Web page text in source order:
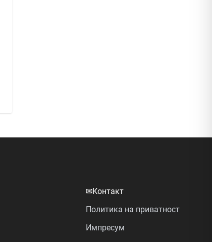
✉Контакт
Политика на приватност
Импресум